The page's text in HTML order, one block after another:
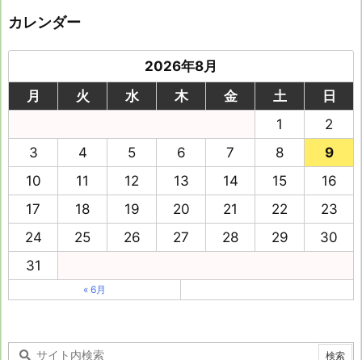
カレンダー
2026年8月
月
火 水 木 金 土
日
1
2
3
4 5 6 7 8
9
10
11 12 13 14 15
16
17
18 19 20 21 22
23
24
25 26 27 28 29
30
31
« 6月